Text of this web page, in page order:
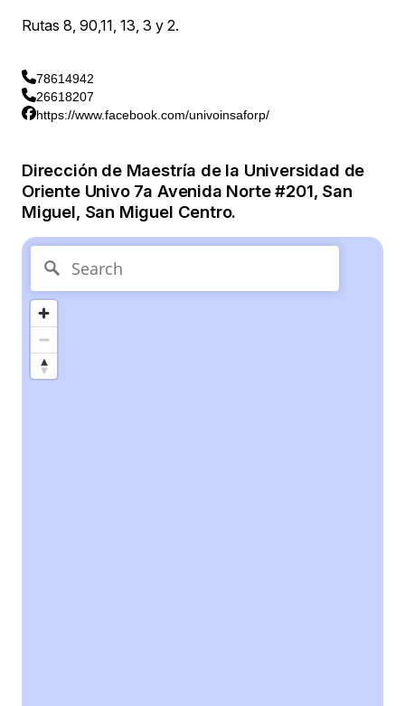
Rutas 8, 90,11, 13, 3 y 2.
78614942
26618207
https://www.facebook.com/univoinsaforp/
Dirección de Maestría de la Universidad de
Oriente Univo 7a Avenida Norte #201, San
Miguel, San Miguel Centro.